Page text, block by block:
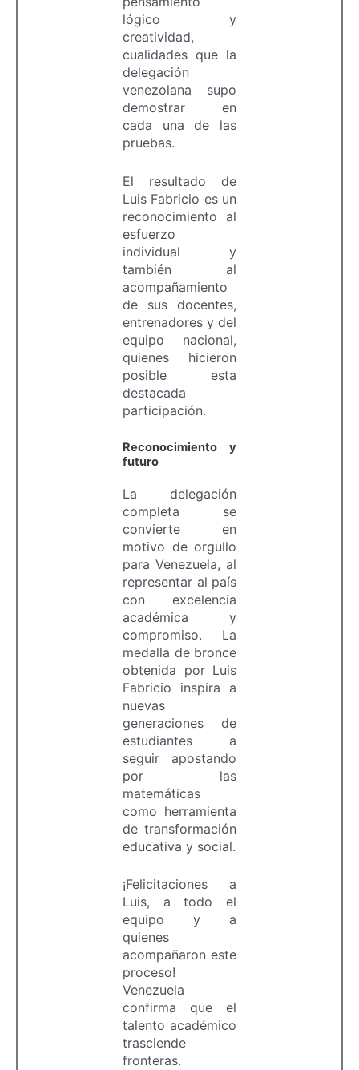
lógico y
creatividad,
cualidades que la
delegación
venezolana supo
demostrar en
cada una de las
pruebas.
El resultado de
Luis Fabricio es un
reconocimiento al
esfuerzo
individual y
también al
acompañamiento
de sus docentes,
entrenadores y del
equipo nacional,
quienes hicieron
posible esta
destacada
participación.
Reconocimiento y
futuro
La delegación
completa se
convierte en
motivo de orgullo
para Venezuela, al
representar al país
con excelencia
académica y
compromiso. La
medalla de bronce
obtenida por Luis
Fabricio inspira a
nuevas
generaciones de
estudiantes a
seguir apostando
por las
matemáticas
como herramienta
de transformación
educativa y social.
¡Felicitaciones a
Luis, a todo el
equipo y a
quienes
acompañaron este
proceso!
Venezuela
confirma que el
talento académico
trasciende
fronteras.